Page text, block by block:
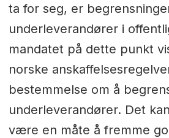
ta for seg, er
underleverandører i
mandatet på dette punkt
norske
bestemmelse om å
underleverandører. Det
være en måte å fremme